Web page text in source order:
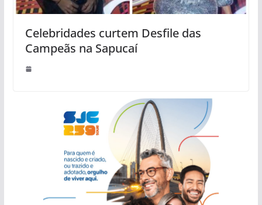
Celebridades curtem Desfile das
Campeãs na Sapucaí